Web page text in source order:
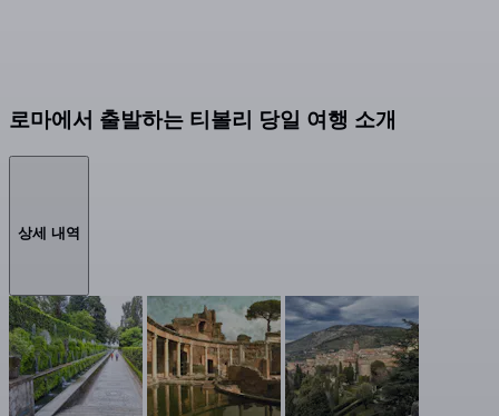
로마에서 출발하는 티볼리 당일 여행 소개
상세 내역